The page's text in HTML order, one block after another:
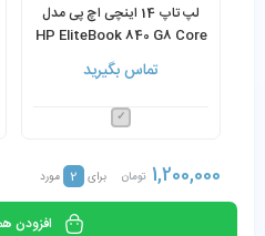
لپ تاپ 14 اینچی اچ پی مدل
HP EliteBook 840 G8 Core
i7-1185G7 16GB 256GB
SSD
تماس بگیرید
1,200,000 تومان برای 2 مورد
افزودن